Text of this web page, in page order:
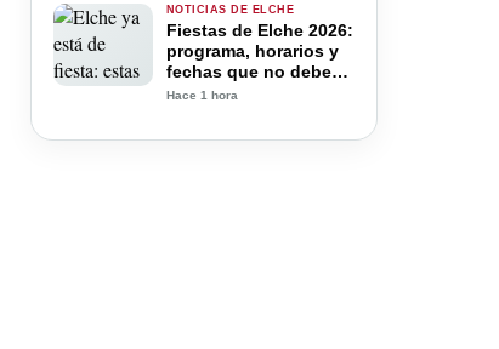
NOTICIAS DE ELCHE
Fiestas de Elche 2026:
programa, horarios y
fechas que no debes
perderte hasta el 15
Hace 1 hora